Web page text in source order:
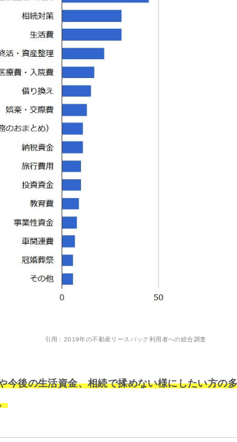
引用： 2019年の不動産リースバック利用者への総合調査
今後の生活資金、相続で揉めない様にしたい方の